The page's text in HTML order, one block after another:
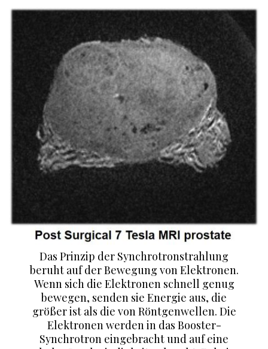
Das Prinzip der Synchrotronstrahlung
beruht auf der Bewegung von Elektronen.
Wenn sich die Elektronen schnell genug
bewegen, senden sie Energie aus, die
größer ist als die von Röntgenwellen. Die
Elektronen werden in das Booster-
Synchrotron eingebracht und auf eine